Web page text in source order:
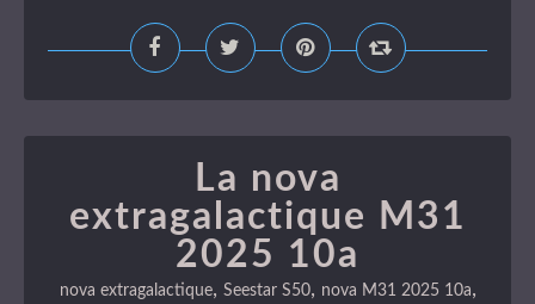
La nova
extragalactique M31
2025 10a
nova extragalactique, Seestar S50, nova M31 2025 10a,